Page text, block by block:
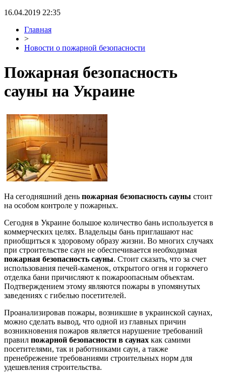
16.04.2019 22:35
Главная
>
Новости о пожарной безопасности
Пожарная безопасность
сауны на Украине
На сегодняшний день пожарная безопасность сауны стоит
на особом контроле у пожарных.
Сегодня в Украине большое количество бань используется в
коммерческих целях. Владельцы бань приглашают нас
приобщиться к здоровому образу жизни. Во многих случаях
при строительстве саун не обеспечивается необходимая
пожарная безопасность сауны. Стоит сказать, что за счет
использования печей-каменок, открытого огня и горючего
отделка бани причисляют к пожароопасным объектам.
Подтверждением этому являются пожары в упомянутых
заведениях с гибелью посетителей.
Проанализировав пожары, возникшие в украинской саунах,
можно сделать вывод, что одной из главных причин
возникновения пожаров является нарушение требований
правил пожарной безопасности в саунах как самими
посетителями, так и работниками саун, а также
пренебрежение требованиями строительных норм для
удешевления строительства.